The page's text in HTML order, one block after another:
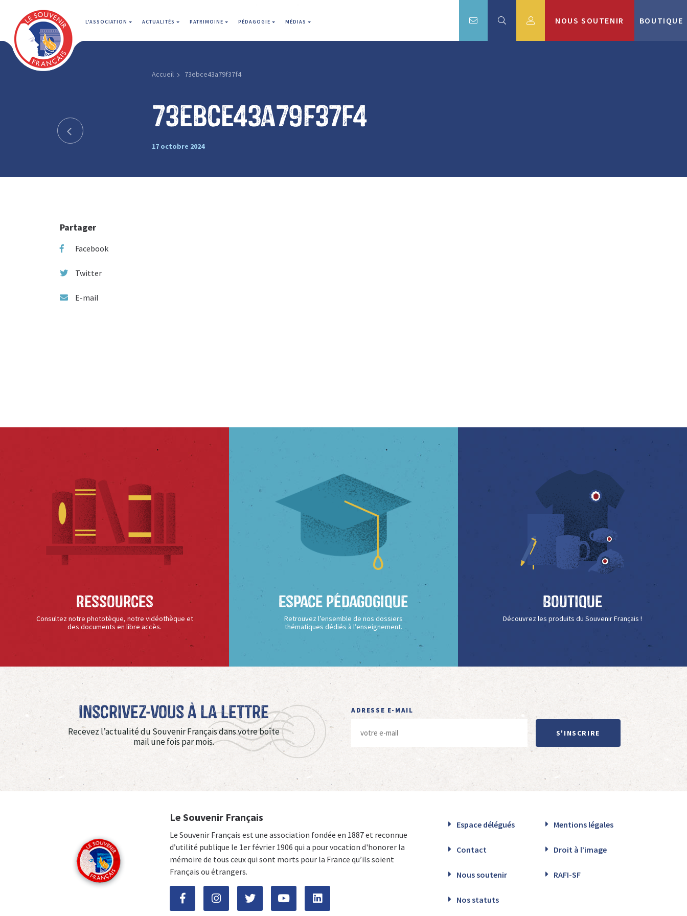
L'ASSOCIATION ACTUALITÉS PATRIMOINE PÉDAGOGIE MÉDIAS NOUS SOUTENIR BOUTIQUE
Accueil 73ebce43a79f37f4
73ebce43a79f37f4
17 octobre 2024
Partager
Facebook
Twitter
E-mail
Ressources
Consultez notre phototèque, notre vidéothèque et
des documents en libre accès.
Espace Pédagogique
Retrouvez l’ensemble de nos dossiers
thématiques dédiés à l’enseignement.
Boutique
Découvrez les produits du Souvenir Français !
Inscrivez-vous à La Lettre
Recevez l’actualité du Souvenir Français dans votre boîte
mail une fois par mois.
ADRESSE E-MAIL
S'INSCRIRE
Le Souvenir Français
Le Souvenir Français est une association fondée en 1887 et reconnue
d’utilité publique le 1er février 1906 qui a pour vocation d'honorer la
mémoire de tous ceux qui sont morts pour la France qu’ils soient
Français ou étrangers.
Espace délégués Mentions légales
Contact Droit à l’image
Nous soutenir RAFI-SF
Nos statuts